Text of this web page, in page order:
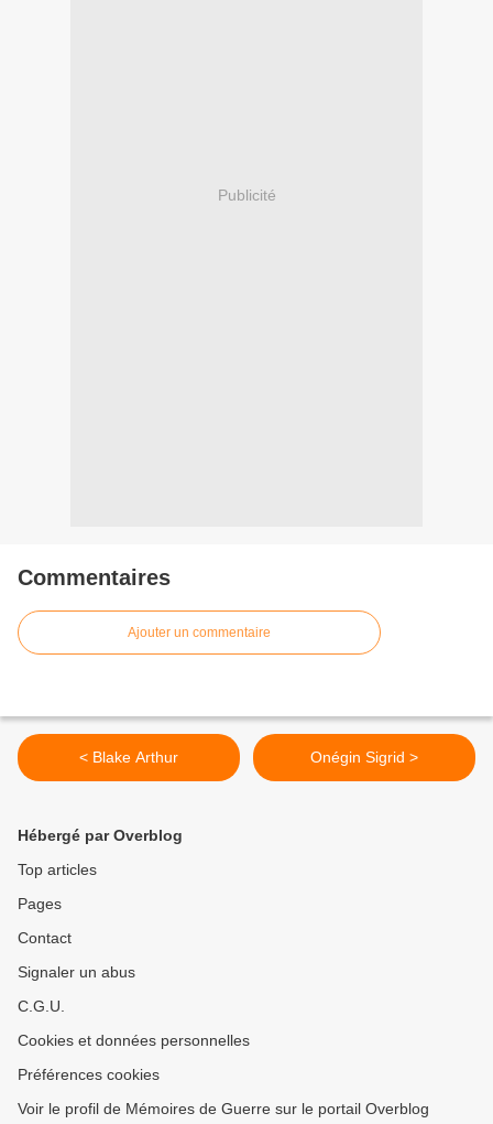
Publicité
Commentaires
Ajouter un commentaire
< Blake Arthur Onégin Sigrid >
Hébergé par Overblog
Top articles
Pages
Contact
Signaler un abus
C.G.U.
Cookies et données personnelles
Préférences cookies
Voir le profil de Mémoires de Guerre sur le portail Overblog